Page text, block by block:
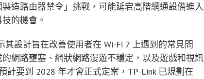
造路由器禁令」挑戰，可能延宕高階網通設備進入
的機會。
設計旨在改善使用者在 Wi-Fi 7 上遇到的常見問
網路壅塞、網狀網路漫遊不穩定，以及遊戲和視訊
計要到 2028 年才會正式定案，TP-Link 已規劃在